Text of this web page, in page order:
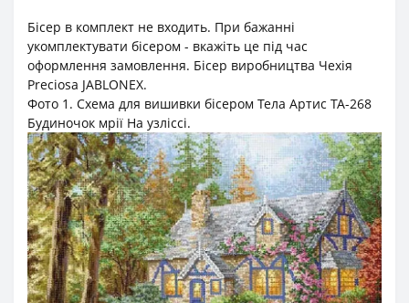
Бісер в комплект не входить. При бажанні
укомплектувати бісером - вкажіть це під час
оформлення замовлення. Бісер виробництва Чехія
Preciosa JABLONEX.
Фото 1. Cхема для вишивки бісером Тела Артис ТА-268
Будиночок мрії На узліссі.